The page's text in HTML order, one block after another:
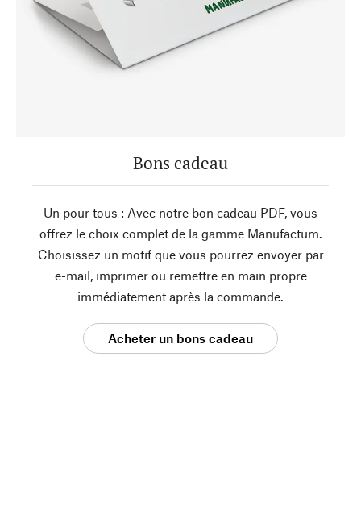
Bons cadeau
Un pour tous : Avec notre bon cadeau PDF, vous
offrez le choix complet de la gamme Manufactum.
Choisissez un motif que vous pourrez envoyer par
e-mail, imprimer ou remettre en main propre
immédiatement après la commande.
Acheter un bons cadeau